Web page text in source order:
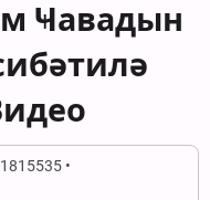
Ҹавадын